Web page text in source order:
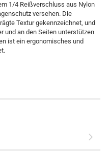
1/4 Reißverschluss aus Nylon
versehen. Die
Textur gekennzeichnet, und
und an den Seiten unterstützen
ist ein ergonomisches und